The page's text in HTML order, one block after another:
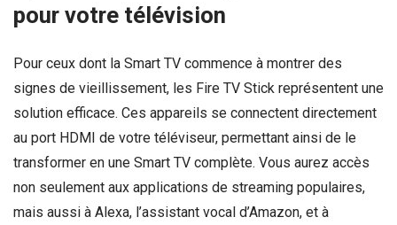
pour votre télévision
Pour ceux dont la Smart TV commence à montrer des
signes de vieillissement, les Fire TV Stick représentent une
solution efficace. Ces appareils se connectent directement
au port HDMI de votre téléviseur, permettant ainsi de le
transformer en une Smart TV complète. Vous aurez accès
non seulement aux applications de streaming populaires,
mais aussi à Alexa, l’assistant vocal d’Amazon, et à